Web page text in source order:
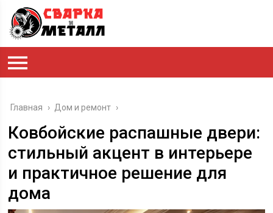
Главная › Дом и ремонт ›
Ковбойские распашные двери:
стильный акцент в интерьере
и практичное решение для
дома